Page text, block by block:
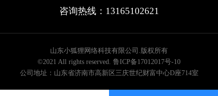
咨询热线：13165102621
山东小狐狸网络科技有限公司.版权所有
©2021 All rights reserved. 鲁ICP备17012017号-10
公司地址：山东省济南市高新区三庆世纪财富中心D座714室